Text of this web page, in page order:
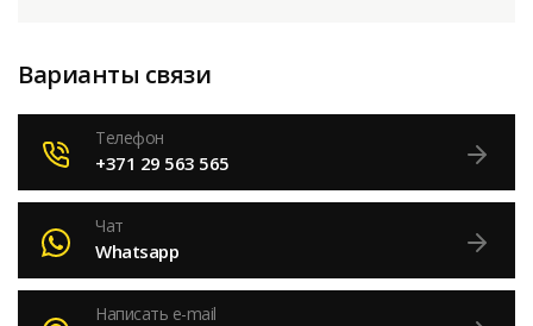
Варианты связи
Телефон
+371 29 563 565
Чат
Whatsapp
Написать e-mail